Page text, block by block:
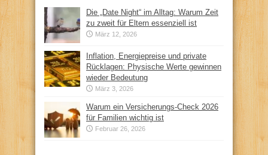
Die „Date Night“ im Alltag: Warum Zeit
zu zweit für Eltern essenziell ist
März 12, 2026
Inflation, Energiepreise und private
Rücklagen: Physische Werte gewinnen
wieder Bedeutung
März 3, 2026
Warum ein Versicherungs-Check 2026
für Familien wichtig ist
Februar 26, 2026